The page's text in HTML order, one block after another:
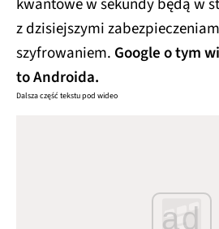
z dzisiejszymi
szyfrowaniem. Google o tym
to Androida.
Dalsza część tekstu pod wideo
ad